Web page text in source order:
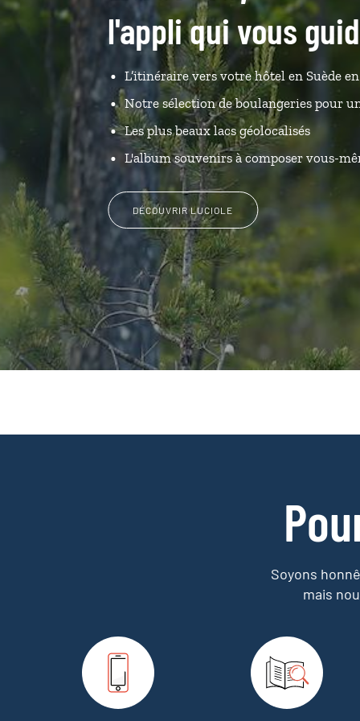
l'appli qui vous
L’itinéraire vers votre hôtel en Suède
Notre sélection de boulangeries pour
Les plus beaux lacs géolocalisés
L'album souvenirs à composer vous-
DÉCOUVRIR LUCIOLE
Soyons
mais